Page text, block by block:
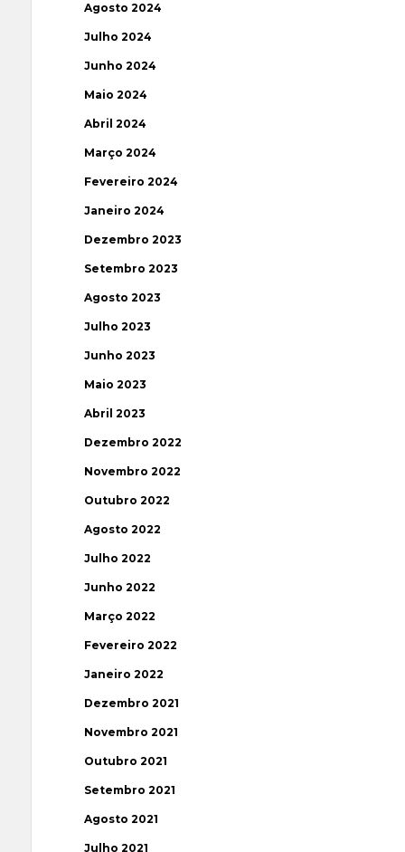
Agosto 2024
Julho 2024
Junho 2024
Maio 2024
Abril 2024
Março 2024
Fevereiro 2024
Janeiro 2024
Dezembro 2023
Setembro 2023
Agosto 2023
Julho 2023
Junho 2023
Maio 2023
Abril 2023
Dezembro 2022
Novembro 2022
Outubro 2022
Agosto 2022
Julho 2022
Junho 2022
Março 2022
Fevereiro 2022
Janeiro 2022
Dezembro 2021
Novembro 2021
Outubro 2021
Setembro 2021
Agosto 2021
Julho 2021